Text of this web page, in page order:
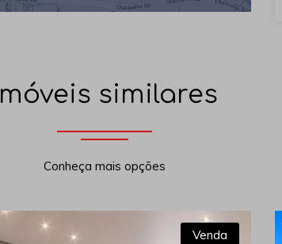
Imóveis similares
Conheça mais opções
Venda